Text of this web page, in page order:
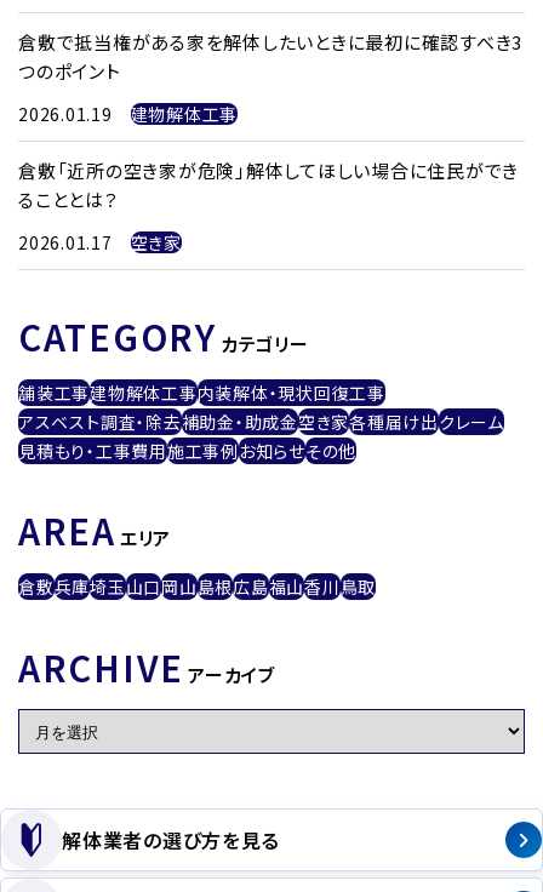
倉敷で抵当権がある家を解体したいときに最初に確認すべき3
つのポイント
2026.01.19 建物解体工事
倉敷「近所の空き家が危険」解体してほしい場合に住民ができ
ることとは？
2026.01.17 空き家
CATEGORY カテゴリー
舗装工事建物解体工事内装解体・現状回復工事
アスベスト調査・除去補助金・助成金空き家各種届け出クレーム
見積もり・工事費用施工事例お知らせその他
AREA エリア
倉敷兵庫埼玉山口岡山島根広島福山香川鳥取
ARCHIVE アーカイブ
解体業者の選び方を見る